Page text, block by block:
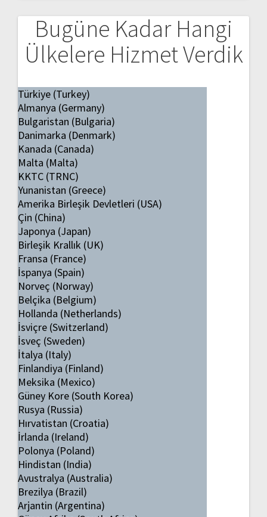
Bugüne Kadar Hangi
Ülkelere Hizmet Verdik
Türkiye (Turkey)
Almanya (Germany)
Bulgaristan (Bulgaria)
Danimarka (Denmark)
Kanada (Canada)
Malta (Malta)
KKTC (TRNC)
Yunanistan (Greece)
Amerika Birleşik Devletleri (USA)
Çin (China)
Japonya (Japan)
Birleşik Krallık (UK)
Fransa (France)
İspanya (Spain)
Norveç (Norway)
Belçika (Belgium)
Hollanda (Netherlands)
İsviçre (Switzerland)
İsveç (Sweden)
İtalya (Italy)
Finlandiya (Finland)
Meksika (Mexico)
Güney Kore (South Korea)
Rusya (Russia)
Hırvatistan (Croatia)
İrlanda (Ireland)
Polonya (Poland)
Hindistan (India)
Avustralya (Australia)
Brezilya (Brazil)
Arjantin (Argentina)